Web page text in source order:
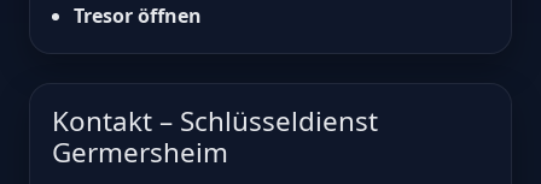
Tresor öffnen
Kontakt – Schlüsseldienst
Germersheim